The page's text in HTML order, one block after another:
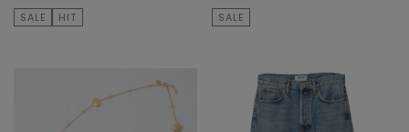
SALE HIT SALE